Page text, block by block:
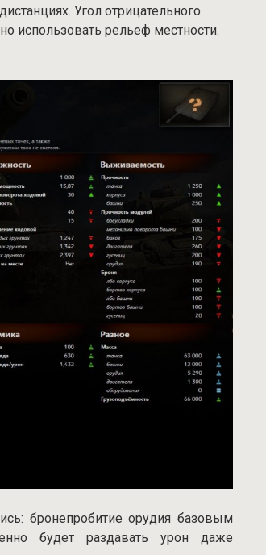
Угол отрицательного
использовать рельеф местности.
бронепробитие орудия базовым
будет раздавать урон даже